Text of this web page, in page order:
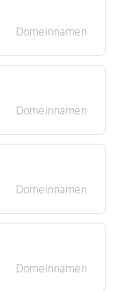
Domeinnamen
Domeinnamen
Domeinnamen
Domeinnamen